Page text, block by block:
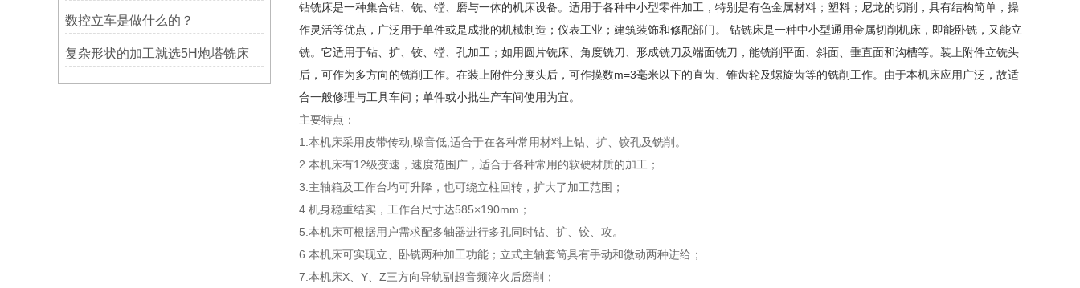
数控立车是做什么的？
复杂形状的加工就选5H炮塔铣床
钻铣床是一种集合钻、铣、镗、磨与一体的机床设备。适用于各种中小型零件加工，特别是有色金属材料；塑料；尼龙的切削，具有结构简单，操
作灵活等优点，广泛用于单件或是成批的机械制造；仪表工业；建筑装饰和修配部门。 钻铣床是一种中小型通用金属切削机床，即能卧铣，又能立
铣。它适用于钻、扩、铰、镗、孔加工；如用圆片铣床、角度铣刀、形成铣刀及端面铣刀，能铣削平面、斜面、垂直面和沟槽等。装上附件立铣头
后，可作为多方向的铣削工作。在装上附件分度头后，可作摸数m=3毫米以下的直齿、锥齿轮及螺旋齿等的铣削工作。由于本机床应用广泛，故适
合一般修理与工具车间；单件或小批生产车间使用为宜。
主要特点：
1.本机床采用皮带传动,噪音低,适合于在各种常用材料上钻、扩、铰孔及铣削。
2.本机床有12级变速，速度范围广，适合于各种常用的软硬材质的加工；
3.主轴箱及工作台均可升降，也可绕立柱回转，扩大了加工范围；
4.机身稳重结实，工作台尺寸达585×190mm；
5.本机床可根据用户需求配多轴器进行多孔同时钻、扩、铰、攻。
6.本机床可实现立、卧铣两种加工功能；立式主轴套筒具有手动和微动两种进给；
7.本机床X、Y、Z三方向导轨副超音频淬火后磨削；